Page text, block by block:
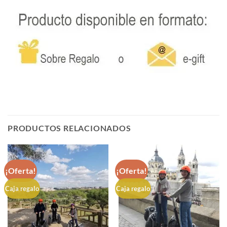
PRODUCTOS RELACIONADOS
¡Oferta!
Caja regalo
¡Oferta!
Caja regalo